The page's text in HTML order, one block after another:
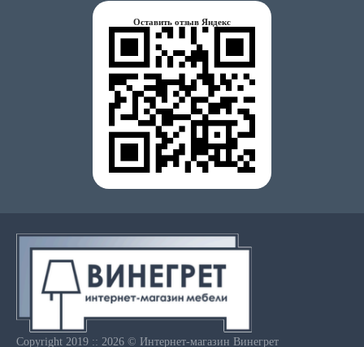
Оставить отзыв Яндекс
Copyright 2019 :: 2026 © Интернет-магазин Винегрет